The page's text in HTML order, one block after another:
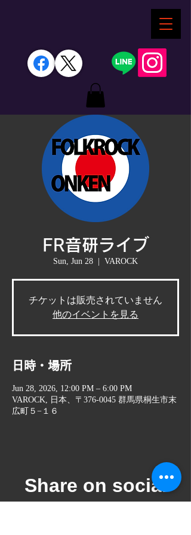
FR音研ライブ
Sun, Jun 28
  |
VAROCK
チケットは販売されていません
他のイベントを見る
日時・場所
Jun 28, 2026, 12:00 PM – 6:00 PM
VAROCK, 日本、〒376-0045 群馬県桐生市末
広町５−１６
Share on social